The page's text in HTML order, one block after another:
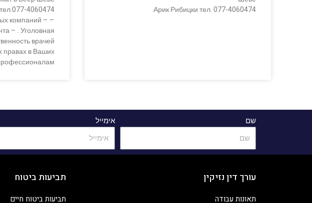
Арик Рибицки тел. 077-4060474
4060474
компаний –
– . Уголовная
врачей .
правах в Ваших
שם אימייל
עורך דין נזיקין
תאונות עבודה
תביעות ביטוח
תביעות ביטוח חיים